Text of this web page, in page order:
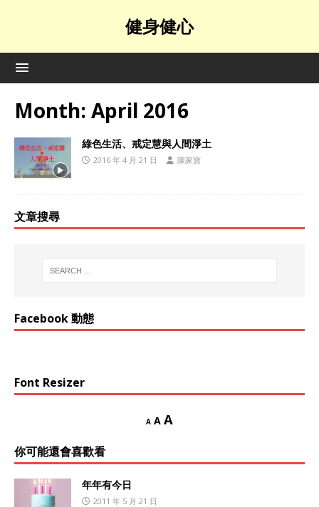
健身健心
Month: April 2016
綠色生活、戒定慧與人間淨土
2016 年 4 月 21 日 陳家寶
文章搜尋
Facebook 動態
Font Resizer
A A A
你可能還會喜歡看
年年有今日
2011 年 5 月 21 日